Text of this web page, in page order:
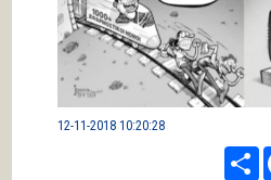
12-11-2018 10:20:28